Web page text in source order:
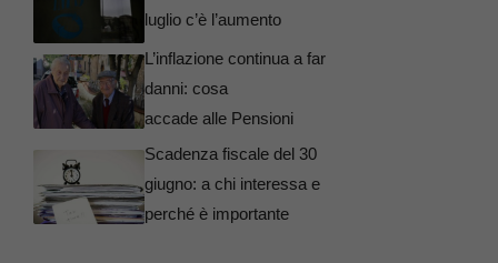
luglio c’è l’aumento
L’inflazione continua a far
danni: cosa
accade alle Pensioni
Scadenza fiscale del 30
giugno: a chi interessa e
perché è importante